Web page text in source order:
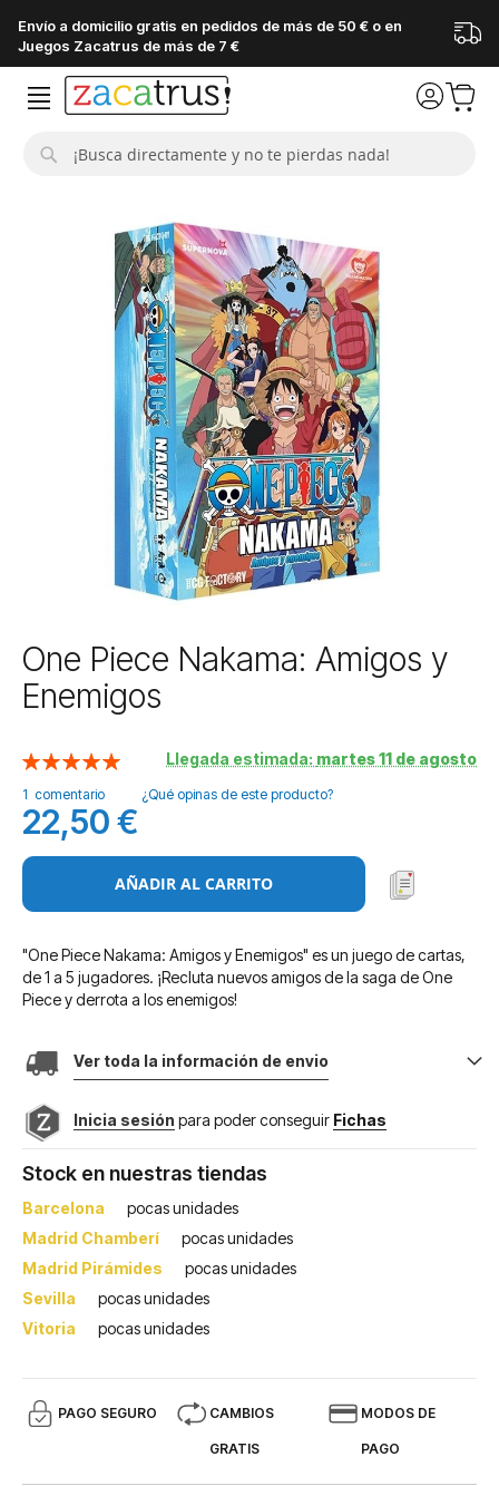
Envío a domicilio gratis en pedidos de más de 50 € o en
Juegos Zacatrus de más de 7 €
Saltar
al
comienzo
galería
imágenes
One Piece Nakama: Amigos y
Enemigos
Llegada estimada: martes 11 de agosto
Valoración:
1 comentario ¿Qué opinas de este producto?
22,50 €
AÑADIR AL CARRITO
"One Piece Nakama: Amigos y Enemigos" es un juego de cartas,
de 1 a 5 jugadores. ¡Recluta nuevos amigos de la saga de One
Piece y derrota a los enemigos!
Ver toda la información de envio
Inicia sesión para poder conseguir Fichas
Stock en nuestras tiendas
Barcelona
pocas unidades
Madrid Chamberí
pocas unidades
Madrid Pirámides
pocas unidades
Sevilla
pocas unidades
Vitoria
pocas unidades
PAGO SEGURO CAMBIOS
GRATIS
MODOS DE
PAGO